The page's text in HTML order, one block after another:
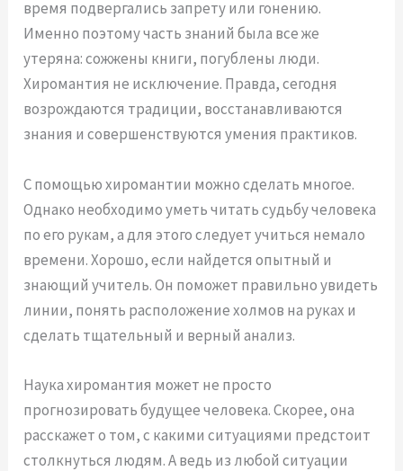
время подвергались запрету или гонению.
Именно поэтому часть знаний была все же
утеряна: сожжены книги, погублены люди.
Хиромантия не исключение. Правда, сегодня
возрождаются традиции, восстанавливаются
знания и совершенствуются умения практиков.
С помощью хиромантии можно сделать многое.
Однако необходимо уметь читать судьбу человека
по его рукам, а для этого следует учиться немало
времени. Хорошо, если найдется опытный и
знающий учитель. Он поможет правильно увидеть
линии, понять расположение холмов на руках и
сделать тщательный и верный анализ.
Наука хиромантия может не просто
прогнозировать будущее человека. Скорее, она
расскажет о том, с какими ситуациями предстоит
столкнуться людям. А ведь из любой ситуации